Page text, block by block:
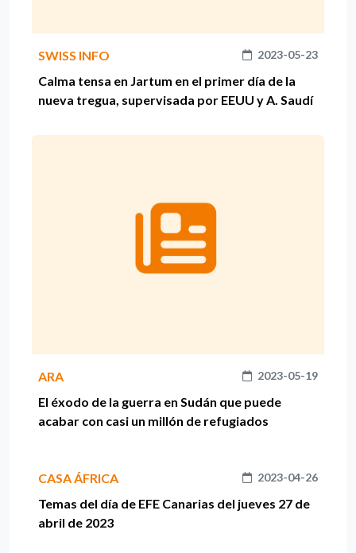
SWISS INFO 2023-05-23
Calma tensa en Jartum en el primer día de la
nueva tregua, supervisada por EEUU y A. Saudí
ARA 2023-05-19
El éxodo de la guerra en Sudán que puede
acabar con casi un millón de refugiados
CASA ÁFRICA 2023-04-26
Temas del día de EFE Canarias del jueves 27 de
abril de 2023